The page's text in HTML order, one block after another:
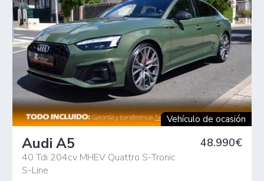
Vehículo de ocasión
Audi A5
40 Tdi 204cv MHEV Quattro S-Tronic
S-Line
48.990€